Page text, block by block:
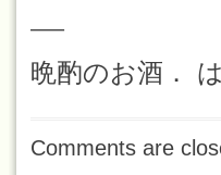
—–
晩酌のお酒． は
Comments are